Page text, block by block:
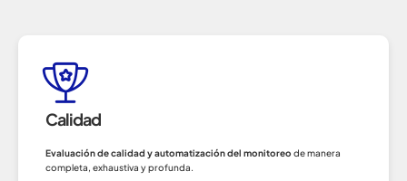
Calidad
Evaluación de calidad y automatización del monitoreo de manera
completa, exhaustiva y profunda.